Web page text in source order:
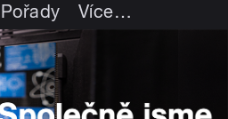
Pořady Více…